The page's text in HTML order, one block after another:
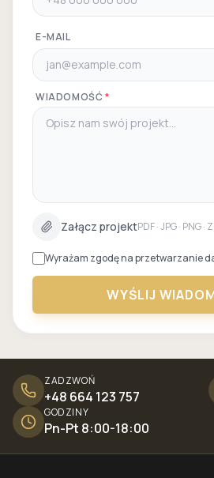
E-MAIL
WIADOMOŚĆ *
Załącz projektPDF · JPG · PNG ·
Wyrażam zgodę na przetwarzanie
WYŚLIJ
ZADZWOŃ
+48 664 123 757
GODZINY
Pn-Pt 8:00-18:00